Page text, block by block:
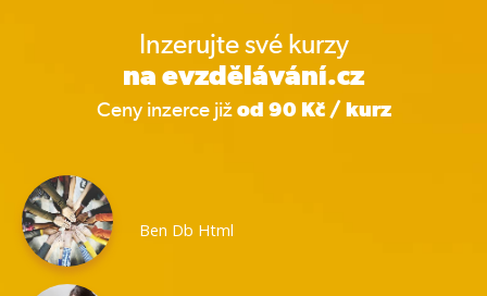
Inzerujte své kurzy
na evzdělávání.cz
Ceny inzerce jižod 90 Kč / kurz
Ben Db Html